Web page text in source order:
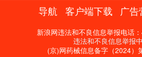
导航 客户端下载 广
新浪网违法和不良信息举报电话
违法和不良信息举报
(京)网药械信息备字（2024）